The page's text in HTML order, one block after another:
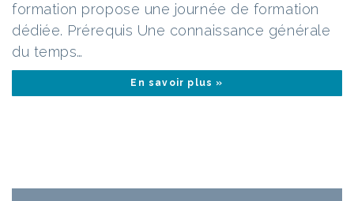
formation propose une journée de formation
dédiée. Prérequis Une connaissance générale
du temps…
En savoir plus »